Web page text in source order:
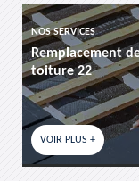
NOS SERVICES
Remplacement
toiture 22
VOIR PLUS +